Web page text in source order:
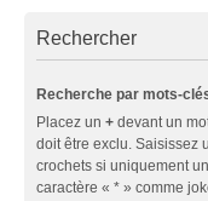
Rechercher
Recherche par mots-
Placez un + devant un
doit être exclu. Saisissez
crochets si uniquement
caractère « * » comme